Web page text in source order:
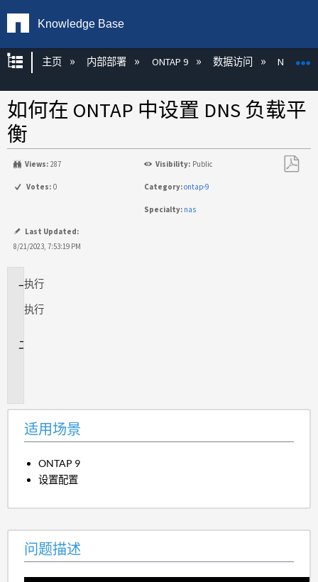
Knowledge Base
扩展/隐缩全局层次
主页 内部部署 ONTAP 9 数据访问 NAS
如何在 ONTAP 中设置 DNS 负载平
衡
Views: 287 Visibility: Public
Votes: 0 Category:ontap-9
Specialty: nas
Last Updated:
8/21/2023, 7:53:19 PM
适
场
执行
执行
适用场景
ONTAP 9
设置配置
问题描述